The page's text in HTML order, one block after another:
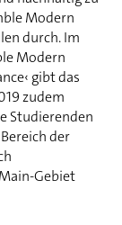
Modern
durch. Im
Modern
gibt das
zudem
Studierenden
der
Gebiet